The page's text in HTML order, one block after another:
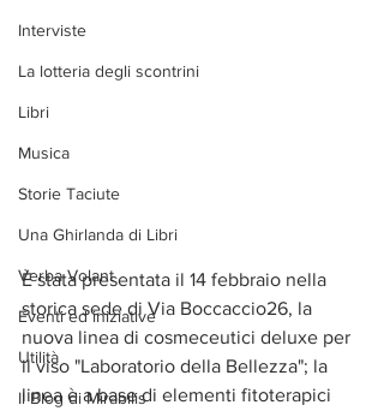
Interviste
La lotteria degli scontrini
Libri
Musica
Storie Taciute
Una Ghirlanda di Libri
Verba Volant
Eventi ed iniziative
Utilità
Il Blog di Mirabilis
È stata presentata il 14 febbraio nella
storica sede di Via Boccaccio26, la
nuova linea di cosmeceutici deluxe per
il viso "Laboratorio della Bellezza"; la
linea è a base di elementi fitoterapici